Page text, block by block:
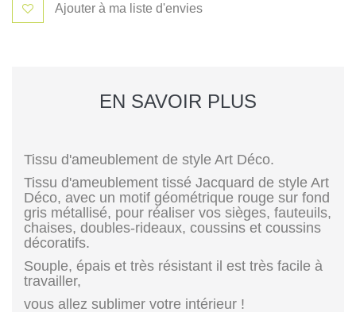
Ajouter à ma liste d'envies
EN SAVOIR PLUS
Tissu d'ameublement de style Art Déco.
Tissu d'ameublement tissé Jacquard de style Art
Déco, avec un motif géométrique rouge sur fond
gris métallisé, pour réaliser vos sièges, fauteuils,
chaises, doubles-rideaux, coussins et coussins
décoratifs.
Souple, épais et très résistant il est très facile à
travailler,
vous allez sublimer votre intérieur !